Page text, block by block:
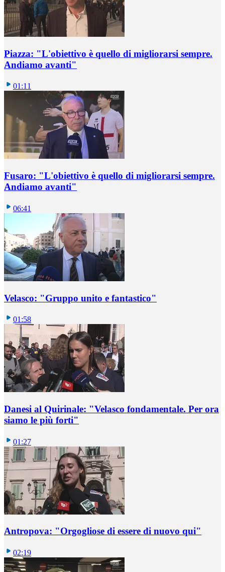
Piazza: "L'obiettivo è quello di migliorarsi sempre.
Andiamo avanti"
01:11
Fusaro: "L'obiettivo è quello di migliorarsi sempre.
Andiamo avanti"
06:41
Velasco: "Gruppo unito e fantastico"
01:58
Danesi al Quirinale: "Velasco fondamentale. Per ora
siamo le più forti"
01:27
Antropova: "Orgogliose di essere di nuovo qui"
02:19